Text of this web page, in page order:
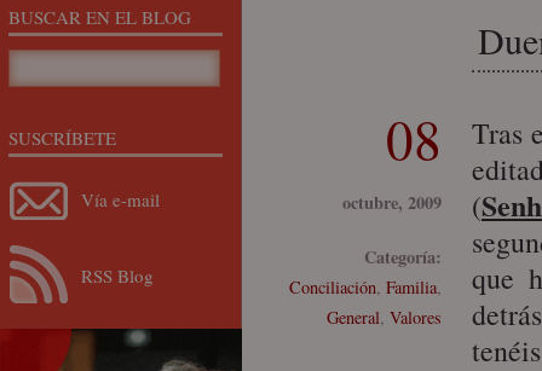
08
octubre, 2009
Categoría:
Conciliación, Familia,
General, Valores
Tras
(
que
BUSCAR EN EL BLOG
SUSCRÍBETE
Vía e-mail
RSS Blog